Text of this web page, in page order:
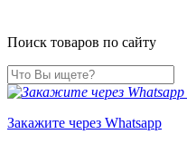
Поиск товаров по сайту
Закажите через Whatsapp